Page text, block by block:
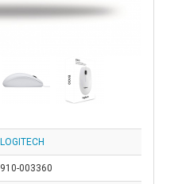
LOGITECH
910-003360